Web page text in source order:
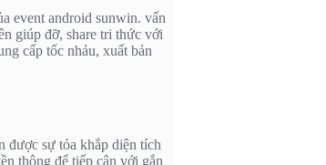
event android sunwin. vấn
giúp đỡ, share tri thức với
cấp tốc nhảu, xuất bản
được sự tỏa khắp diện tích
thông để tiếp cận với gắn